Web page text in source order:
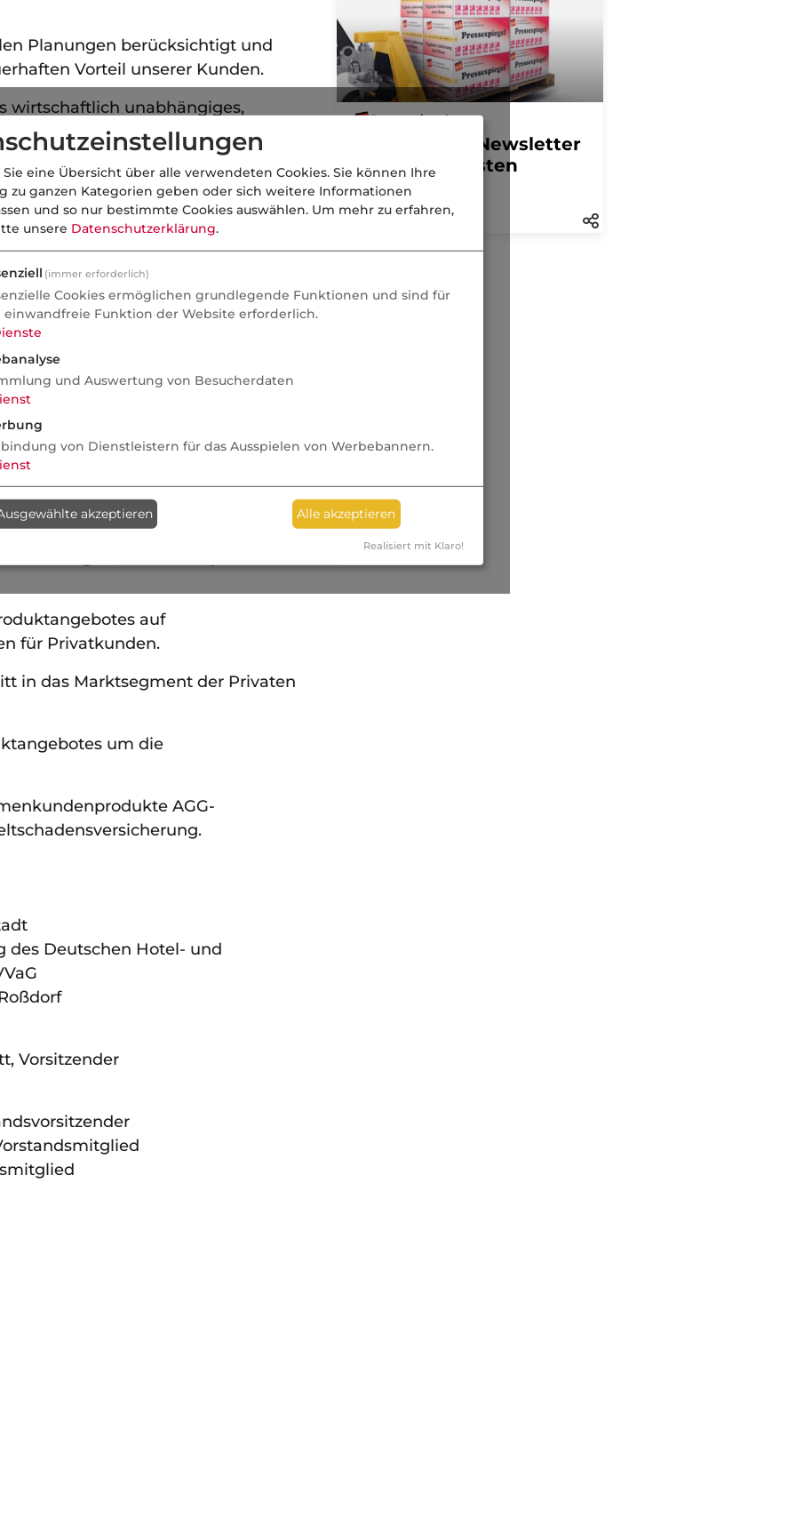
Planungen berücksichtigt und
Vorteil unserer Kunden.
wirtschaftlich unabhängiges,
unseren Mitgliedern
mit umfangreicher
DARMSTADT - Anbieter besonderer
Bereich der Firmen- und
für das Hotel- und
des sächsischen
Sitz Leipzig und der
Gastwirte VVaG, Sitz Darmstadt
nach Darmstadt
Verwaltungsgebäude in Roßdorf bei
in Haftpflichtversicherung des
- Haftpflichtkasse
auf
für Privatkunden.
in das Marktsegment der Privaten
um die
AGG-
des Deutschen Hotel- und
Vorsitzender
Pressespiegel
Der tägliche Newsletter
mit der höchsten
Reichweite
eine Übersicht über alle verwendeten Cookies. Sie können Ihre
zu ganzen Kategorien geben oder sich weitere Informationen
und so nur bestimmte Cookies auswählen. Um mehr zu erfahren,
unsere Datenschutzerklärung.
(immer erforderlich)
Cookies ermöglichen grundlegende Funktionen und sind für
einwandfreie Funktion der Website erforderlich.
und Auswertung von Besucherdaten
von Dienstleistern für das Ausspielen von Werbebannern.
akzeptieren Alle akzeptieren
Realisiert mit Klaro!